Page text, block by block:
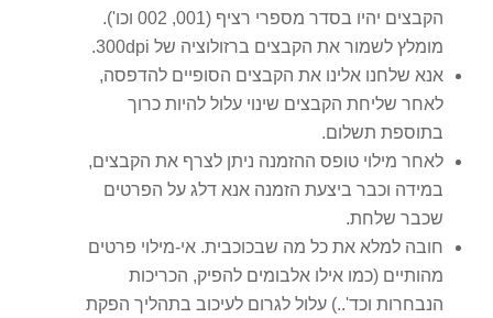
הקבצים יהיו בסדר מספרי רציף (001, 002 וכו').
מומלץ לשמור את הקבצים ברזולוציה של 300dpi.
אנא שלחנו אלינו את הקבצים הסופיים להדפסה,
לאחר שליחת הקבצים שינוי עלול להיות כרוך
בתוספת תשלום.
לאחר מילוי טופס ההזמנה ניתן לצרף את הקבצים,
במידה וכבר ביצעת הזמנה אנא דלג על הפרטים
שכבר שלחת.
חובה למלא את כל מה שבכוכבית. אי-מילוי פרטים
מהותיים (כמו אילו אלבומים להפיק, הכריכות
הנבחרות וכד'..) עלול לגרום לעיכוב בתהליך הפקת